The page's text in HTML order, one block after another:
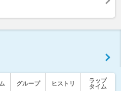
グループ ヒストリ
ラップ
タイム